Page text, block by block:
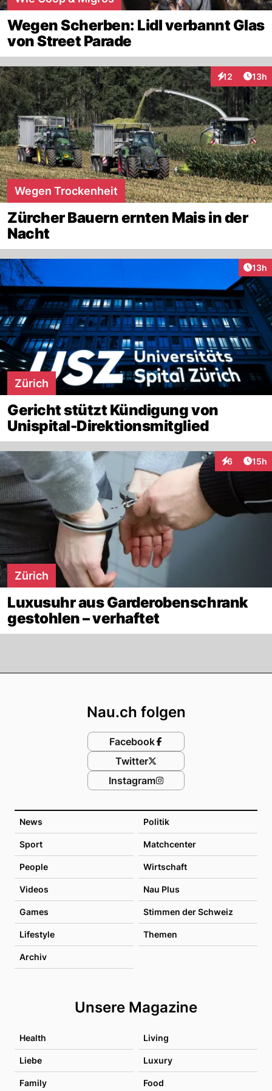
Wegen Scherben: Lidl verbannt Glas
von Street Parade
12
Interaktionen
13h
Wegen Trockenheit
Zürcher Bauern ernten Mais in der
Nacht
13h
Zürich
Gericht stützt Kündigung von
Unispital-Direktionsmitglied
6
Interaktionen
15h
Zürich
Luxusuhr aus Garderobenschrank
gestohlen – verhaftet
News Politik
Sport Matchcenter
People Wirtschaft
Videos Nau Plus
Games Stimmen der Schweiz
Lifestyle Themen
Archiv
Unsere Magazine
Health Living
Liebe Luxury
Family Food
Nau.ch folgen
Facebook
Twitter
Instagram